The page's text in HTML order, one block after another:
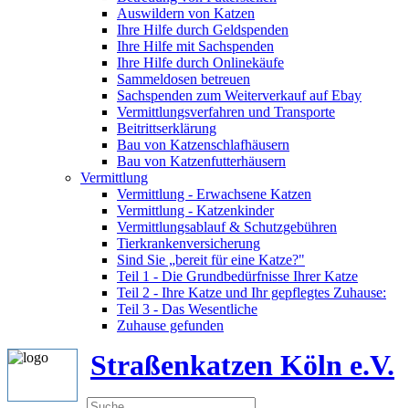
Auswildern von Katzen
Ihre Hilfe durch Geldspenden
Ihre Hilfe mit Sachspenden
Ihre Hilfe durch Onlinekäufe
Sammeldosen betreuen
Sachspenden zum Weiterverkauf auf Ebay
Vermittlungsverfahren und Transporte
Beitrittserklärung
Bau von Katzenschlafhäusern
Bau von Katzenfutterhäusern
Vermittlung
Vermittlung - Erwachsene Katzen
Vermittlung - Katzenkinder
Vermittlungsablauf & Schutzgebühren
Tierkrankenversicherung
Sind Sie „bereit für eine Katze?"
Teil 1 - Die Grundbedürfnisse Ihrer Katze
Teil 2 - Ihre Katze und Ihr gepflegtes Zuhause:
Teil 3 - Das Wesentliche
Zuhause gefunden
Straßenkatzen Köln e.V.